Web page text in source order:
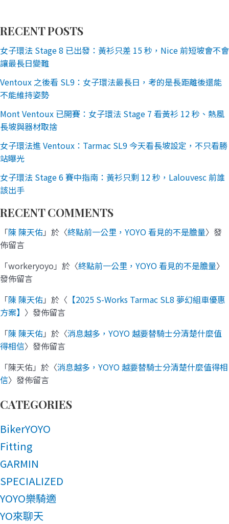
RECENT POSTS
女子環法 Stage 8 已出發：黃衫只差 15 秒，Nice 前短坡會不會
讓最長日變難
Ventoux 之後看 SL9：女子環法最長日，考的是長距離後還能
不能維持姿勢
Mont Ventoux 已開賽：女子環法 Stage 7 看黃衫 12 秒、熱風
長坡與器材取捨
女子環法進 Ventoux：Tarmac SL9 今天看長坡設定，不只看勝
站曝光
女子環法 Stage 6 賽中指南：黃衫只剩 12 秒，Lalouvesc 前誰
該出手
RECENT COMMENTS
「陳 陳天佑」於〈終點前一公里，YOYO 看見的不是膽量〉發
佈留言
「workeryoyo 」於〈終點前一公里，YOYO 看見的不是膽量〉
發佈留言
「陳 陳天佑」於〈 【2025 S-Works Tarmac SL8 夢幻組車優惠
方案】 〉發佈留言
「陳 陳天佑」於〈消息越多，YOYO 越要替騎士分清楚什麼值
得相信〉發佈留言
「陳天佑」於〈消息越多，YOYO 越要替騎士分清楚什麼值得相
信〉發佈留言
CATEGORIES
BikerYOYO
Fitting
GARMIN
SPECIALIZED
YOYO樂騎適
YO來聊天